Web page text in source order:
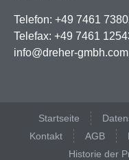
Telefon: +­49 7461
Telefax: +­49 7461
info@dreher-gmbh.com
Startseite
Kontakt
AGB
Historie der